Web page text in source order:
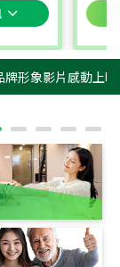
形象影片感動上